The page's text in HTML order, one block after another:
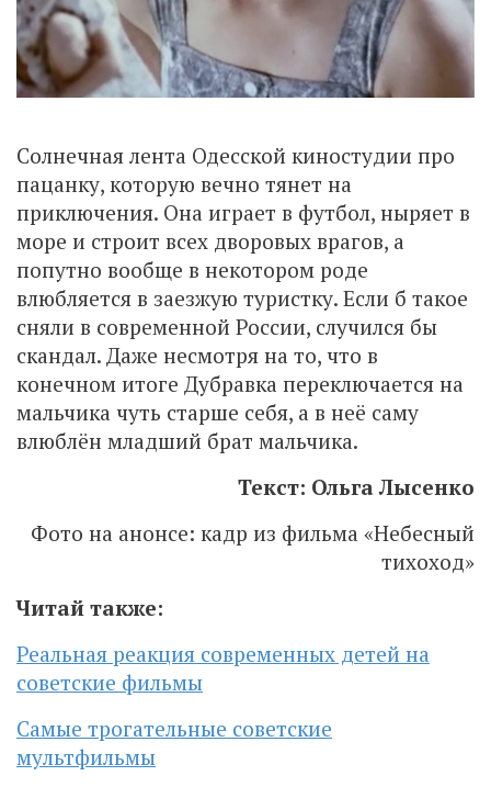
Солнечная лента Одесской киностудии про
пацанку, которую вечно тянет на
приключения. Она играет в футбол, ныряет в
море и строит всех дворовых врагов, а
попутно вообще в некотором роде
влюбляется в заезжую туристку. Если б такое
сняли в современной России, случился бы
скандал. Даже несмотря на то, что в
конечном итоге Дубравка переключается на
мальчика чуть старше себя, а в неё саму
влюблён младший брат мальчика.
Текст: Ольга Лысенко
Фото на анонсе: кадр из фильма «Небесный
тихоход»
Читай также:
Реальная реакция современных детей на
советские фильмы
Самые трогательные советские
мультфильмы